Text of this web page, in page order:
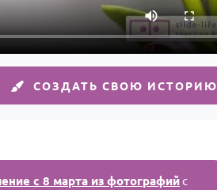
СОЗДАТЬ СВОЮ ИСТОРИЮ
с 8 марта из фотографийс